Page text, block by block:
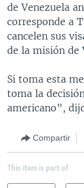
de Venezuela
corresponde a
cancelen sus
de la misión de
Si toma esta
toma la
americano”,
Compartir
This item is part of